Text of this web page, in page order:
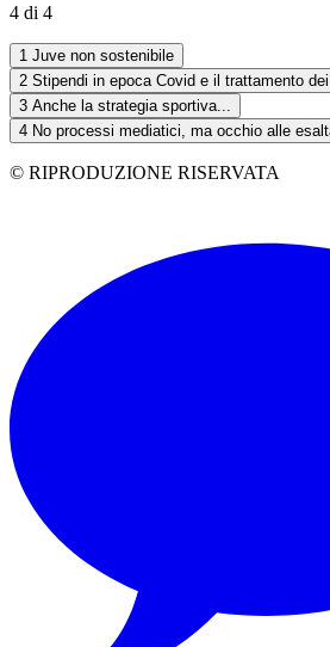
4 di 4
1 Juve non sostenibile
2 Stipendi in epoca Covid e il trattamento
3 Anche la strategia sportiva...
4 No processi mediatici, ma occhio alle
© RIPRODUZIONE RISERVATA